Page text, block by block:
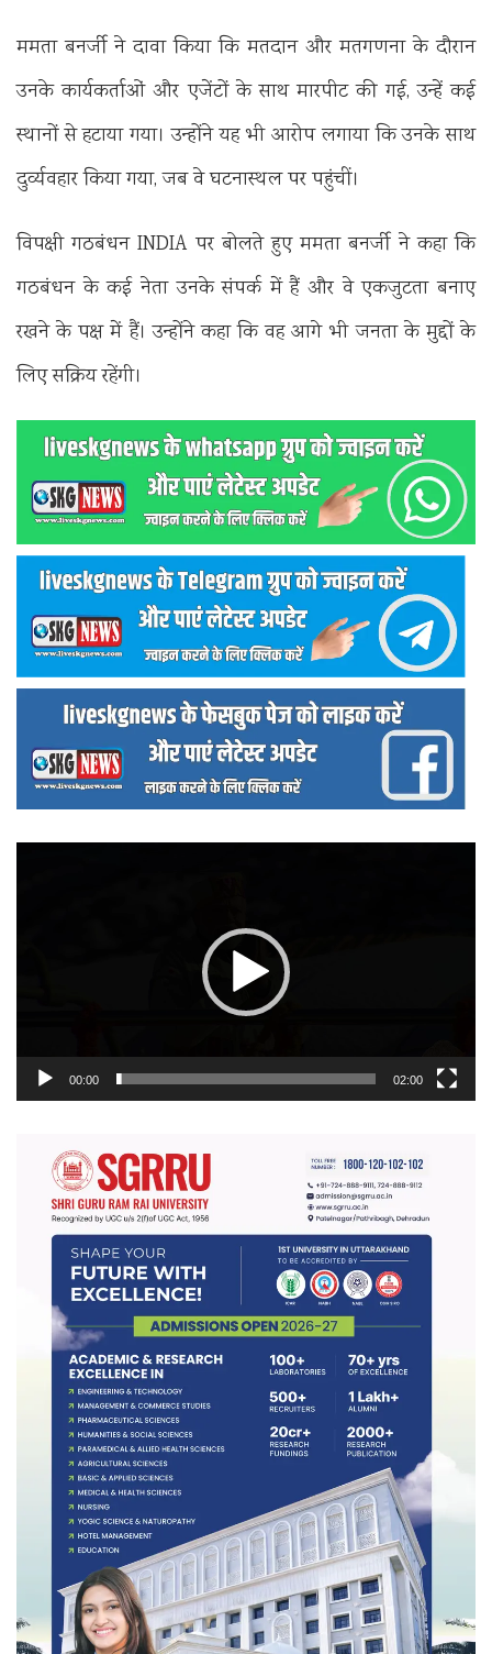
ममता बनर्जी ने दावा किया कि मतदान और मतगणना के दौरान
उनके कार्यकर्ताओं और एजेंटों के साथ मारपीट की गई, उन्हें कई
स्थानों से हटाया गया। उन्होंने यह भी आरोप लगाया कि उनके साथ
दुर्व्यवहार किया गया, जब वे घटनास्थल पर पहुंचीं।
विपक्षी गठबंधन INDIA पर बोलते हुए ममता बनर्जी ने कहा कि
गठबंधन के कई नेता उनके संपर्क में हैं और वे एकजुटता बनाए
रखने के पक्ष में हैं। उन्होंने कहा कि वह आगे भी जनता के मुद्दों के
लिए सक्रिय रहेंगी।
00:00 02:00